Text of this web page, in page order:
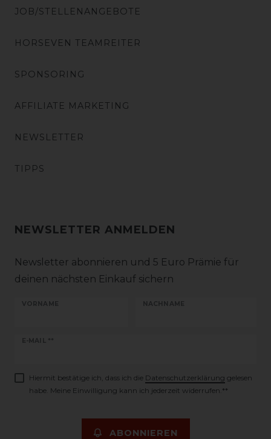
JOB/STELLENANGEBOTE
HORSEVEN TEAMREITER
SPONSORING
AFFILIATE MARKETING
NEWSLETTER
TIPPS
NEWSLETTER ANMELDEN
Newsletter abonnieren und 5 Euro Prämie für
deinen nächsten Einkauf sichern
VORNAME NACHNAME
E-MAIL **
Newsletter
Hiermit bestätige ich, dass ich die Daten­schutz­erklärung gelesen
habe. Meine Einwilligung kann ich jederzeit widerrufen.**
ABONNIEREN